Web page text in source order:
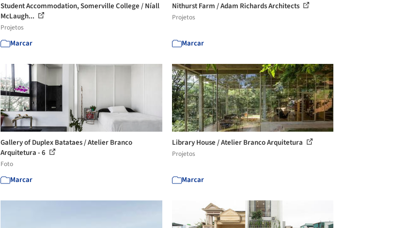
Student Accommodation, Somerville College / Níall
McLaugh...
Projetos
Marcar
Nithurst Farm / Adam Richards Architects
Projetos
Marcar
Gallery of Duplex Batataes / Atelier Branco
Arquitetura - 6
Foto
Marcar
Library House / Atelier Branco Arquitetura
Projetos
Marcar